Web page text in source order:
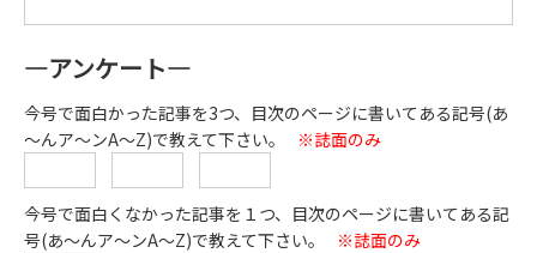
―アンケート―
今号で面白かった記事を3つ、目次のページに書いてある記号(あ
～んア～ンA～Z)で教えて下さい。
※誌面のみ
今号で面白くなかった記事を１つ、目次のページに書いてある記
号(あ～んア～ンA～Z)で教えて下さい。
※誌面のみ